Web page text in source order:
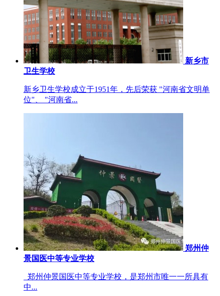
新乡市
卫生学校
新乡卫生学校成立于1951年，先后荣获 "河南省文明单
位"、 "河南省...
郑州仲
景国医中等专业学校
郑州仲景国医中等专业学校，是郑州市唯一一所具有
中...